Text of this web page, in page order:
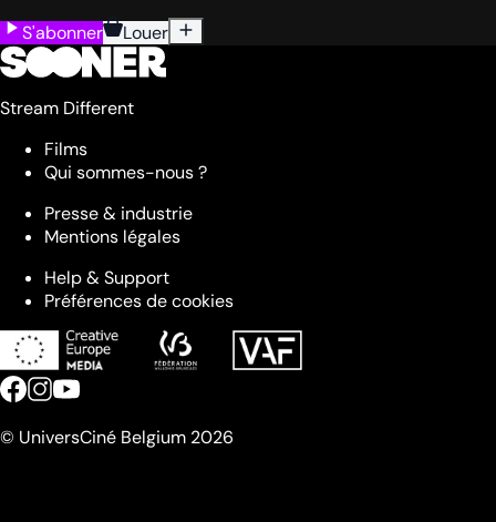
S'abonner
Louer
Stream Different
Films
Qui sommes-nous ?
Presse & industrie
Mentions légales
Help & Support
Préférences de cookies
© UniversCiné Belgium 2026